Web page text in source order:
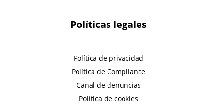
Políticas legales
Política de privacidad
Política de Compliance
Canal de denuncias
Política de cookies